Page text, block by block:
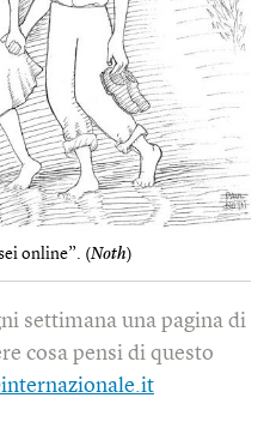
online”. (Noth)
settimana una pagina di
cosa pensi di questo